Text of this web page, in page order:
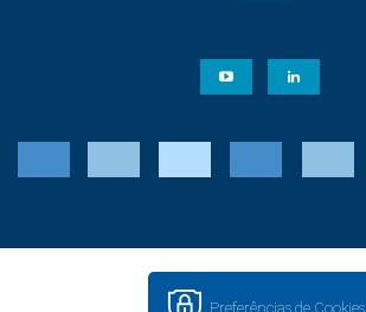
Preferências de Cookies